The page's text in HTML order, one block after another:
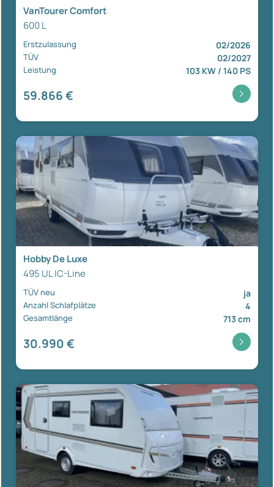
VanTourer Comfort
600 L
Erstzulassung 02/2026
TÜV 02/2027
Leistung 103 KW / 140 PS
59.866 €
Hobby De Luxe
495 UL IC-Line
TÜV neu ja
Anzahl Schlafplätze 4
Gesamtlänge 713 cm
30.990 €